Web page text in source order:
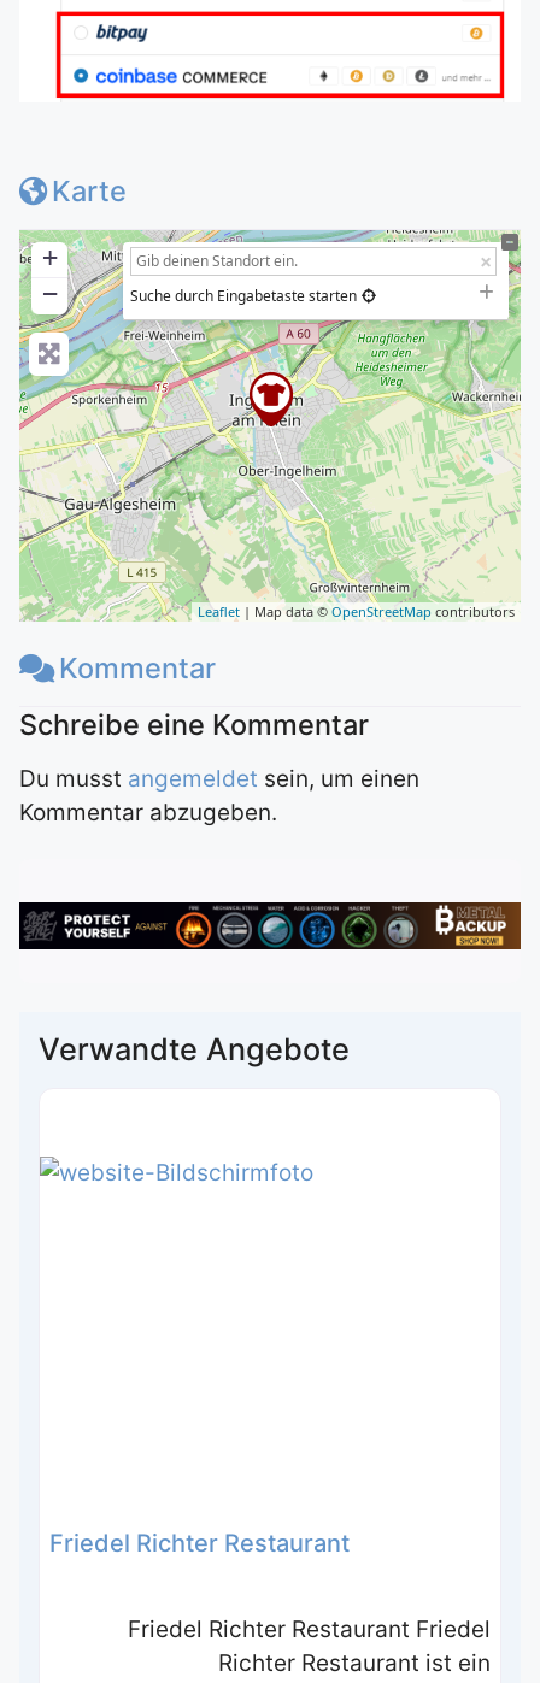
Karte
+
−
Suche durch Eingabetaste starten
Leaflet | Map data © OpenStreetMap contributors
Kommentar
Du musst angemeldet sein, um einen
Kommentar abzugeben.
Verwandte Angebote
Friedel Richter Restaurant
Friedel Richter Restaurant Friedel
Richter Restaurant ist ein